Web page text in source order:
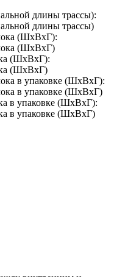
длины трассы):
длины трассы)
(ШxВxГ):
(ШxВxГ)
(ШxВxГ):
(ШxВxГ)
в упаковке (ШxВxГ):
в упаковке (ШxВxГ)
в упаковке (ШxВxГ):
в упаковке (ШxВxГ)